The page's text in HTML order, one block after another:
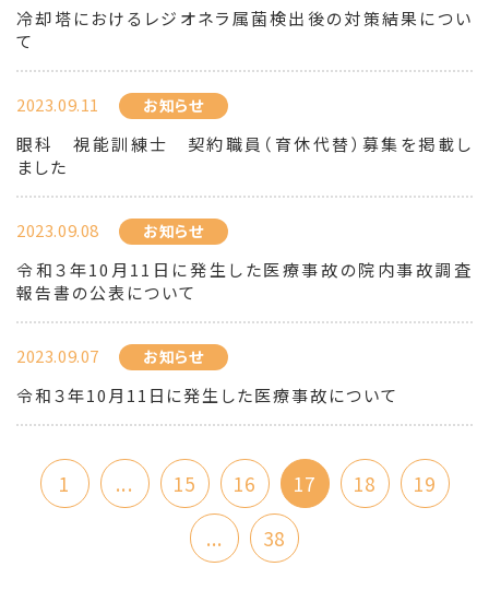
冷却塔におけるレジオネラ属菌検出後の対策結果につい
て
2023.09.11 お知らせ
眼科 視能訓練士 契約職員（育休代替）募集を掲載し
ました
2023.09.08 お知らせ
令和３年10月11日に発生した医療事故の院内事故調査
報告書の公表について
2023.09.07 お知らせ
令和３年10月11日に発生した医療事故について
1 ... 15 16 17 18
19
...
38